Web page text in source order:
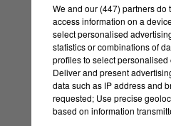
We and our (447) partnersdo
access information on a
select personalised
statistics or combinations of
profiles to select personalised
Deliver and present
data such as IP address and
requested; Use precise
based on information